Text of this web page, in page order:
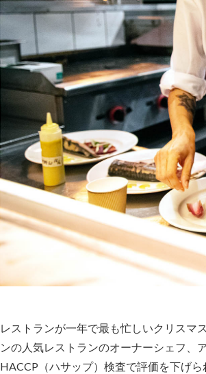
レストランが一年で最も忙しいクリスマ
ンの人気レストランのオーナーシェフ、
HACCP（ハサップ）検査で評価を下げ